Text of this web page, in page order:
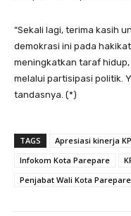
“Sekali lagi, terima kasih
demokrasi ini pada
meningkatkan taraf
melalui partisipasi politik.
tandasnya. (*)
TAGS
Apresiasi kinerja
Infokom Kota Parepare
Penjabat Wali Kota Parepare